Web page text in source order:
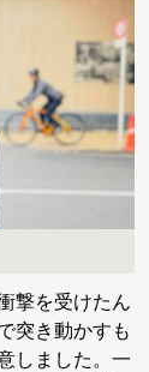
撃を受けたん
突き動かすも
しました。一